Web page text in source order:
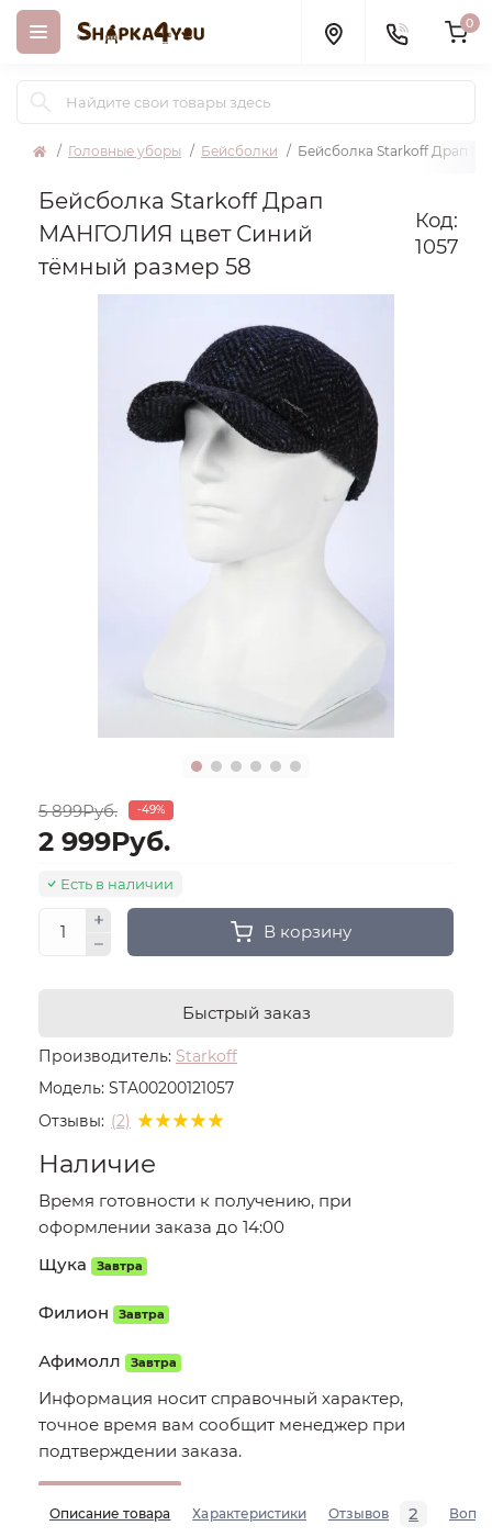
0
Головные уборы Бейсболки Бейсболка Starkoff Драп
Бейсболка Starkoff Драп
МАНГОЛИЯ цвет Синий
тёмный размер 58
Код:
1057
Производитель: Starkoff
Модель: STA00200121057
Отзывы: (2)
5 899Руб. -49%
2 999Руб.
Есть в наличии
В корзину
Быстрый заказ
Наличие
Время готовности к получению, при
оформлении заказа до 14:00
Щука
Завтра
Филион Завтра
Афимолл Завтра
Информация носит справочный характер,
точное время вам сообщит менеджер при
подтверждении заказа.
Описание товара Характеристики Отзывов 2